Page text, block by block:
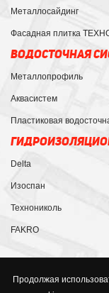
Металлосайдинг
Фасадная плитка
ВОДОСТОЧНАЯ
Металлопрофиль
Аквасистем
Пластиковая
Delta
Изоспан
Технониколь
FAKRO
Продолжая